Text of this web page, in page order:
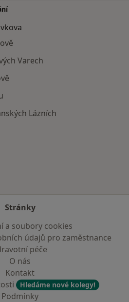
Varech
Lázních
Stránky
a soubory cookies
údajů pro zaměstnance
péče
O nás
Kontakt
Hledáme nové kolegy!
Podmínky